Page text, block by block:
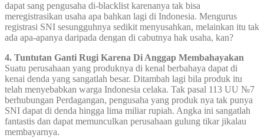
dapat sang pengusaha di-blacklist karenanya tak bisa
meregistrasikan usaha apa bahkan lagi di Indonesia. Mengurus
registrasi SNI sesungguhnya sedikit menyusahkan, melainkan itu tak
ada apa-apanya daripada dengan di cabutnya hak usaha, kan?
4. Tuntutan Ganti Rugi Karena Di Anggap Membahayakan
Suatu perusahaan yang produknya di kenal berbahaya dapat di
kenai denda yang sangatlah besar. Ditambah lagi bila produk itu
telah menyebabkan warga Indonesia celaka. Tak pasal 113 UU №7
berhubungan Perdagangan, pengusaha yang produk nya tak punya
SNI dapat di denda hingga lima miliar rupiah. Angka ini sangatlah
fantastis dan dapat memunculkan perusahaan gulung tikar jikalau
membayarnya.